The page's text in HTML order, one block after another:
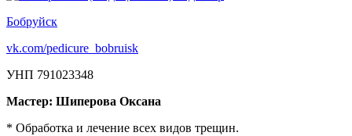
Бобруйск
vk.com/pedicure_bobruisk
УНП 791023348
Мастер: Шиперова Оксана
* Обработка и лечение всех видов трещин.